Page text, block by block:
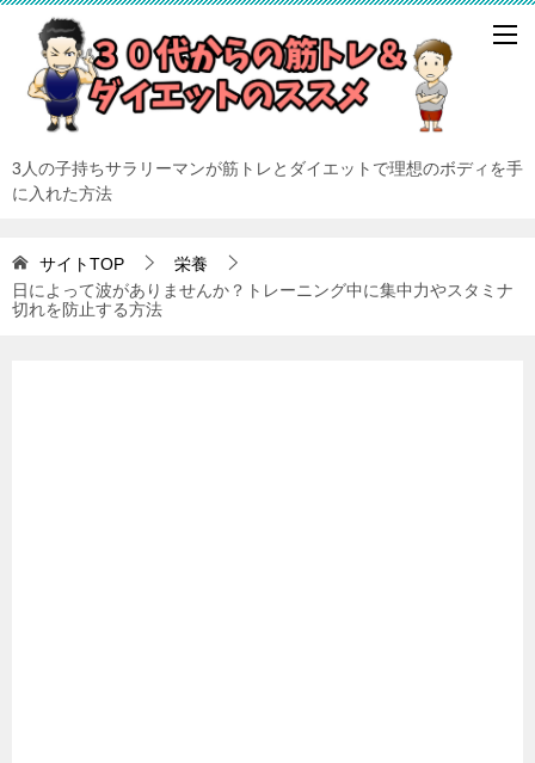
3人の子持ちサラリーマンが筋トレとダイエットで理想のボディを手
に入れた方法
サイトTOP
栄養
日によって波がありませんか？トレーニング中に集中力やスタミナ
切れを防止する方法